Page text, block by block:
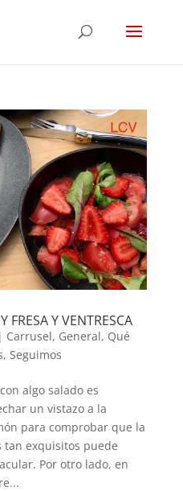
FRESA Y VENTRESCA
Carrusel, General, Qué
, Seguimos
algo salado es
un vistazo a la
para comprobar que la
exquisitos puede
Por otro lado, en